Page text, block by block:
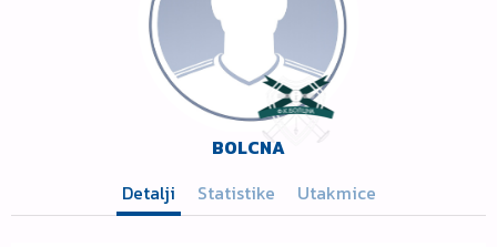
BOLCNA
Detalji
Statistike Utakmice